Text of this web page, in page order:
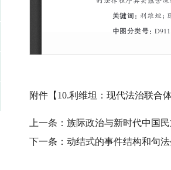
附件【 10.利维坦：现代法治联合
上一条： 族际政治与新时代中国
下一条： 动结式的事件结构和句